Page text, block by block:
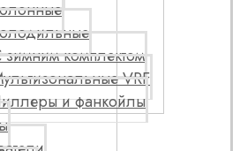
комплектом
VRF
и фанкойлы